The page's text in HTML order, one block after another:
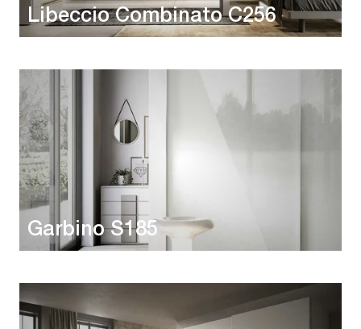
Libeccio Combinato C256
Garbino S185